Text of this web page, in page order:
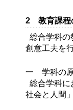
2 教育課程
総合学科の
創意工夫を
一 学科の原
総合学科に
社会と人間